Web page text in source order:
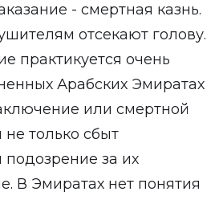
- смертная казнь.
отсекают голову.
практикуется очень
Арабских Эмиратах
или смертной
не только сбыт
подозрение за их
В Эмиратах нет понятия